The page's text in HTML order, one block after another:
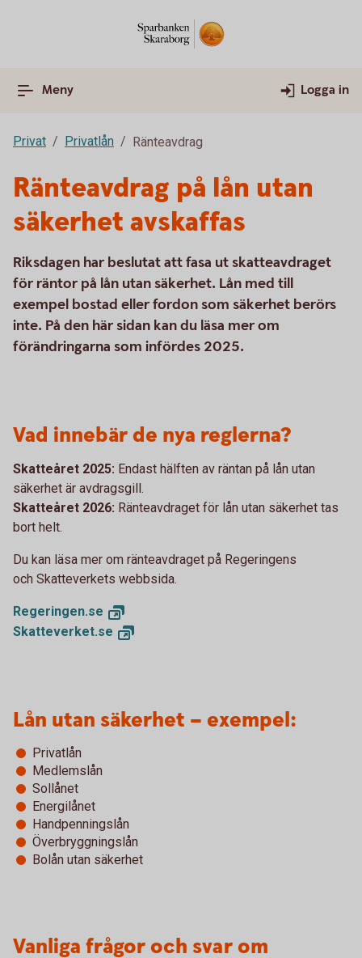
Meny Logga in
Privat Privatlån Ränteavdrag
Ränteavdrag på lån utan
säkerhet avskaffas
Riksdagen har beslutat att fasa ut skatteavdraget
för räntor på lån utan säkerhet. Lån med till
exempel bostad eller fordon som säkerhet berörs
inte. På den här sidan kan du läsa mer om
förändringarna som infördes 2025.
Vad innebär de nya reglerna?
Skatteåret 2025: Endast hälften av räntan på lån utan
säkerhet är avdragsgill.
Skatteåret 2026: Ränteavdraget för lån utan säkerhet tas
bort helt.
Du kan läsa mer om ränteavdraget på Regeringens
och Skatteverkets webbsida.
Regeringen.se
Skatteverket.se
Lån utan säkerhet – exempel:
Privatlån
Medlemslån
Sollånet
Energilånet
Handpenningslån
Överbryggningslån
Bolån utan säkerhet
Vanliga frågor och svar om